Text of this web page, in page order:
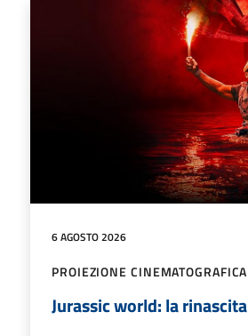
6 AGOSTO 2026
PROIEZIONE CINEMATOGRAFICA
Jurassic world: la rinascita